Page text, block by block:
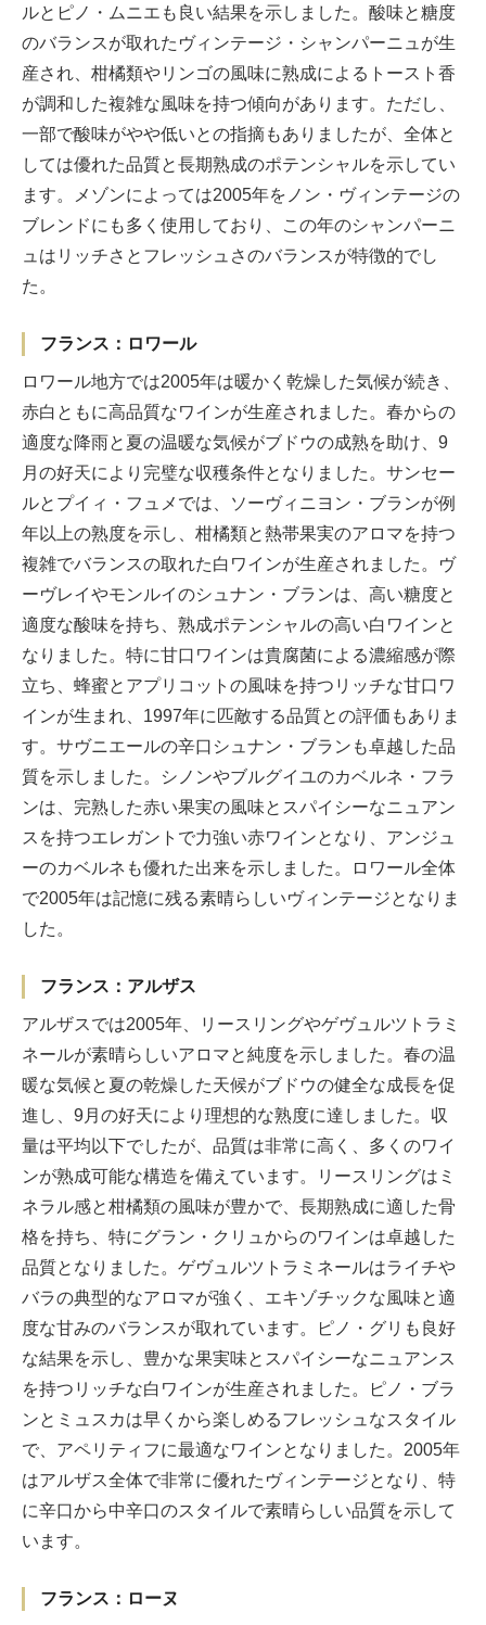
ルとピノ・ムニエも良い結果を示しました。酸味と糖度
のバランスが取れたヴィンテージ・シャンパーニュが生
産され、柑橘類やリンゴの風味に熟成によるトースト香
が調和した複雑な風味を持つ傾向があります。ただし、
一部で酸味がやや低いとの指摘もありましたが、全体と
しては優れた品質と長期熟成のポテンシャルを示してい
ます。メゾンによっては2005年をノン・ヴィンテージの
ブレンドにも多く使用しており、この年のシャンパーニ
ュはリッチさとフレッシュさのバランスが特徴的でし
た。
フランス：ロワール
ロワール地方では2005年は暖かく乾燥した気候が続き、
赤白ともに高品質なワインが生産されました。春からの
適度な降雨と夏の温暖な気候がブドウの成熟を助け、9
月の好天により完璧な収穫条件となりました。サンセー
ルとプイィ・フュメでは、ソーヴィニヨン・ブランが例
年以上の熟度を示し、柑橘類と熱帯果実のアロマを持つ
複雑でバランスの取れた白ワインが生産されました。ヴ
ーヴレイやモンルイのシュナン・ブランは、高い糖度と
適度な酸味を持ち、熟成ポテンシャルの高い白ワインと
なりました。特に甘口ワインは貴腐菌による濃縮感が際
立ち、蜂蜜とアプリコットの風味を持つリッチな甘口ワ
インが生まれ、1997年に匹敵する品質との評価もありま
す。サヴニエールの辛口シュナン・ブランも卓越した品
質を示しました。シノンやブルグイユのカベルネ・フラ
ンは、完熟した赤い果実の風味とスパイシーなニュアン
スを持つエレガントで力強い赤ワインとなり、アンジュ
ーのカベルネも優れた出来を示しました。ロワール全体
で2005年は記憶に残る素晴らしいヴィンテージとなりま
した。
フランス：アルザス
アルザスでは2005年、リースリングやゲヴュルツトラミ
ネールが素晴らしいアロマと純度を示しました。春の温
暖な気候と夏の乾燥した天候がブドウの健全な成長を促
進し、9月の好天により理想的な熟度に達しました。収
量は平均以下でしたが、品質は非常に高く、多くのワイ
ンが熟成可能な構造を備えています。リースリングはミ
ネラル感と柑橘類の風味が豊かで、長期熟成に適した骨
格を持ち、特にグラン・クリュからのワインは卓越した
品質となりました。ゲヴュルツトラミネールはライチや
バラの典型的なアロマが強く、エキゾチックな風味と適
度な甘みのバランスが取れています。ピノ・グリも良好
な結果を示し、豊かな果実味とスパイシーなニュアンス
を持つリッチな白ワインが生産されました。ピノ・ブラ
ンとミュスカは早くから楽しめるフレッシュなスタイル
で、アペリティフに最適なワインとなりました。2005年
はアルザス全体で非常に優れたヴィンテージとなり、特
に辛口から中辛口のスタイルで素晴らしい品質を示して
います。
フランス：ローヌ